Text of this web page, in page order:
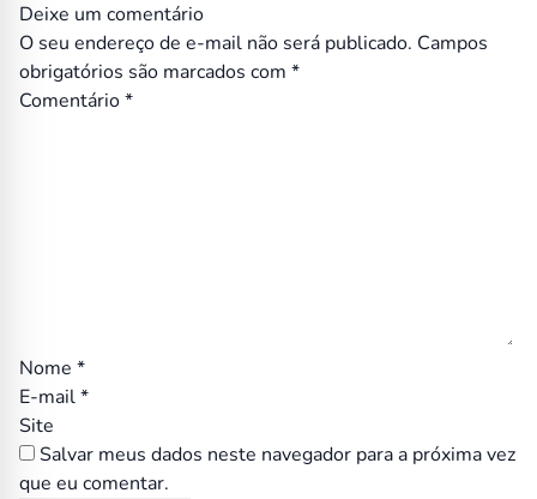
Deixe um comentário
O seu endereço de e-mail não será publicado. Campos
obrigatórios são marcados com *
Comentário*
Nome *
E-mail*
Site
Salvar meus dados neste navegador para a próxima vez
que eu comentar.